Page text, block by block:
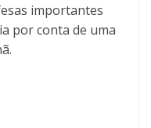
importantes
por conta de uma